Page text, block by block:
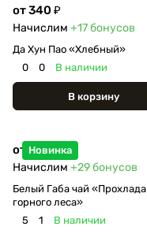
от 340 ₽
Начислим +17бонусов
Да Хун Пао «Хлебный»
0
0 В наличии
В корзину
Новинка
от 580 ₽
Начислим +29бонусов
Белый Габа чай «Прохлада
горного леса»
5
1 В наличии